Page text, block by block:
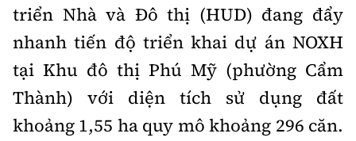
triển Nhà và Đô thị (HUD) đang đẩy
nhanh tiến độ triển khai dự án NOXH
tại Khu đô thị Phú Mỹ (phường Cẩm
Thành) với diện tích sử dụng đất
khoảng 1,55 ha quy mô khoảng 296 căn.